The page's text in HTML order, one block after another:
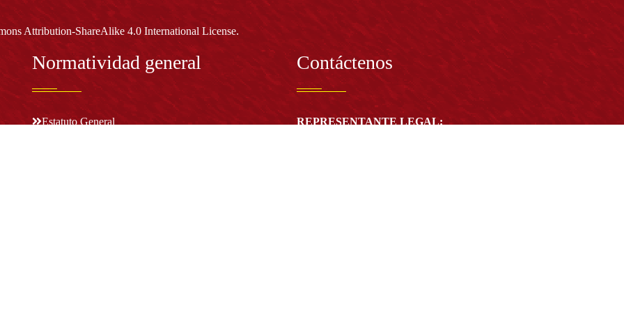
Attribution-ShareAlike 4.0 International License.
Normatividad general
Estatuto General
Contáctenos
REPRESENTANTE LEGAL: